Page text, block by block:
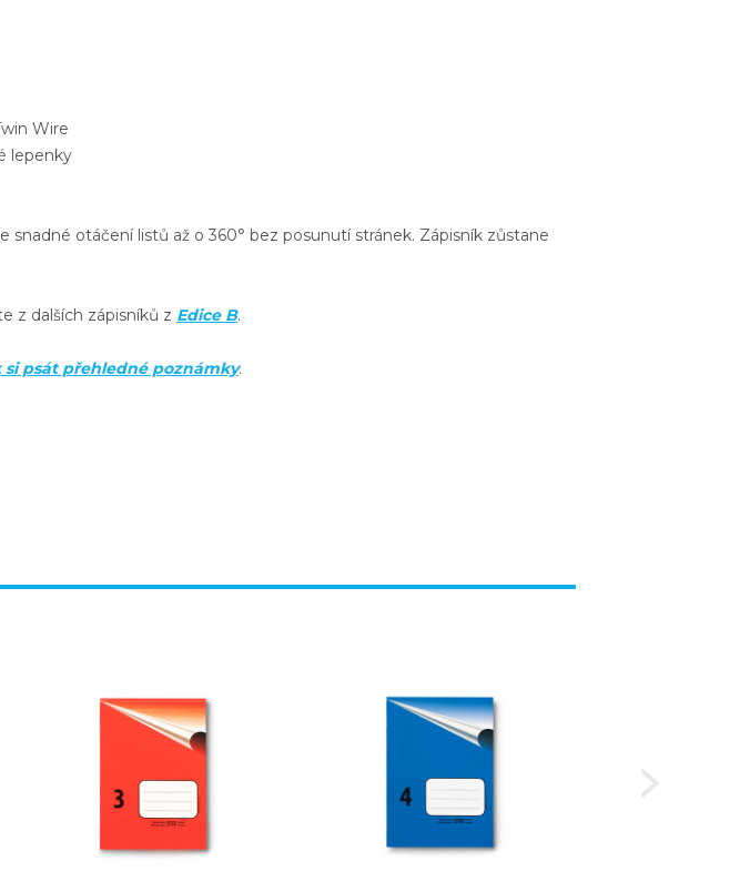
Wire
lepenky
snadné otáčení listů až o 360° bez posunutí stránek. Zápisník zůstane
z dalších zápisníků z Edice B.
si psát přehledné poznámky.